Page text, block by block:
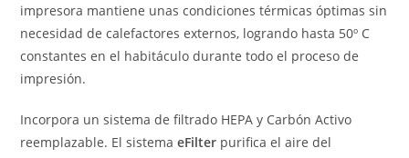
impresora mantiene unas condiciones térmicas óptimas sin
necesidad de calefactores externos, logrando hasta 50º C
constantes en el habitáculo durante todo el proceso de
impresión.
Incorpora un sistema de filtrado HEPA y Carbón Activo
reemplazable. El sistemaeFilter purifica el aire del